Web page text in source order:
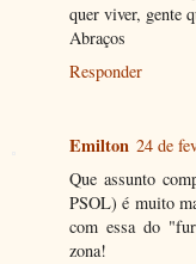
quer viver, gente
Abraços
Responder
Emilton 24 de
Que assunto
PSOL) é muito
com essa do
zona!